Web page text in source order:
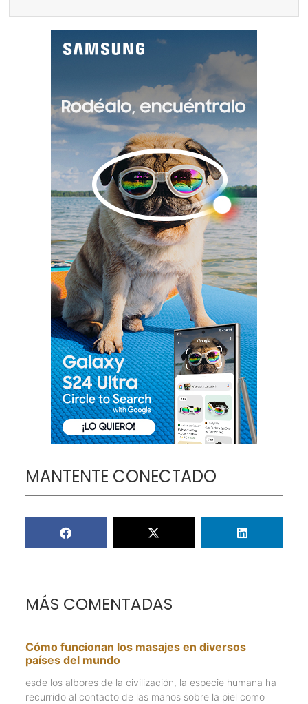
MANTENTE CONECTADO
MÁS COMENTADAS
Cómo funcionan los masajes en diversos
países del mundo
esde los albores de la civilización, la especie humana ha
recurrido al contacto de las manos sobre la piel como